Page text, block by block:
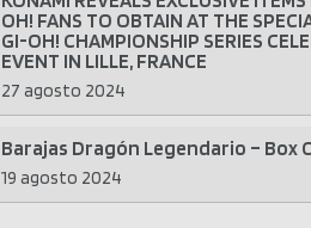
OH! FANS TO OBTAIN AT THE
GI-OH! CHAMPIONSHIP SERIES
EVENT IN LILLE, FRANCE
27 agosto 2024
Barajas Dragón Legendario – Box
19 agosto 2024